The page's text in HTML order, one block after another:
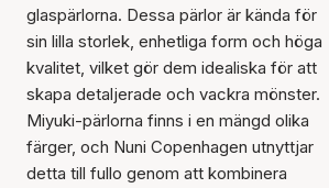
glaspärlorna. Dessa pärlor är kända för
sin lilla storlek, enhetliga form och höga
kvalitet, vilket gör dem idealiska för att
skapa detaljerade och vackra mönster.
Miyuki-pärlorna finns i en mängd olika
färger, och Nuni Copenhagen utnyttjar
detta till fullo genom att kombinera